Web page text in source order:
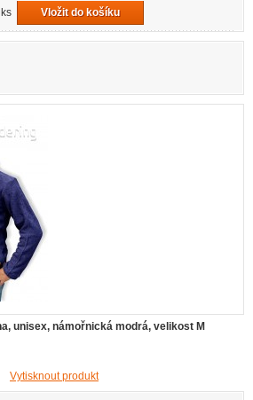
ks Vložit do košíku
unisex, námořnická modrá, velikost M
Vytisknout produkt